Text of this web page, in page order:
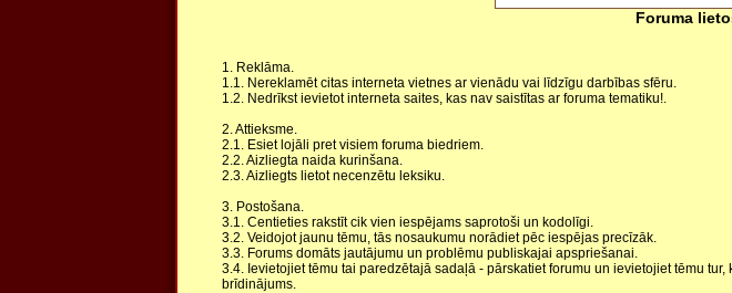
Foruma
1. Reklāma.
1.1. Nereklamēt citas interneta vietnes ar vienādu vai līdzīgu darbības sfēru.
1.2. Nedrīkst ievietot interneta saites, kas nav saistītas ar foruma tematiku!.
2. Attieksme.
2.1. Esiet lojāli pret visiem foruma biedriem.
2.2. Aizliegta naida kurinšana.
2.3. Aizliegts lietot necenzētu leksiku.
3. Postošana.
3.1. Centieties rakstīt cik vien iespējams saprotoši un kodolīgi.
3.2. Veidojot jaunu tēmu, tās nosaukumu norādiet pēc iespējas precīzāk.
3.3. Forums domāts jautājumu un problēmu publiskajai apspriešanai.
3.4. Ievietojiet tēmu tai paredzētajā sadaļā - pārskatiet forumu un ievietojiet tēmu
brīdinājums.